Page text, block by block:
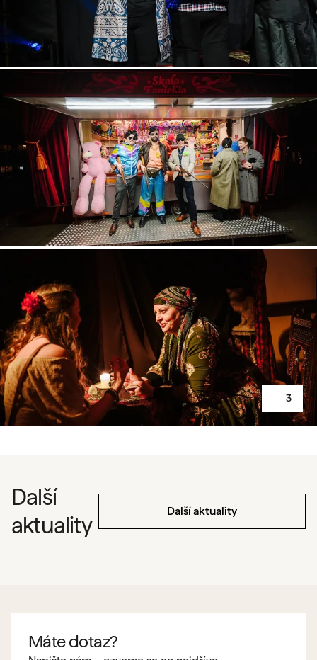
3
Další
aktuality
Další aktuality
Máte dotaz?